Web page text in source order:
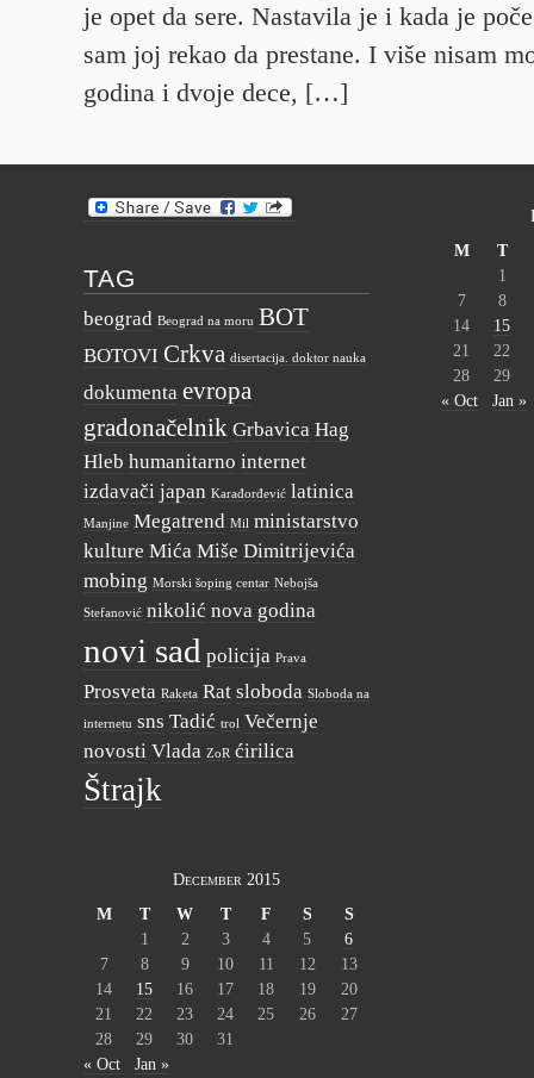
je opet da sere. Nastavila je i kada je
sam joj rekao da prestane. I više nisam
godina i dvoje dece, […]
TAG
beograd Beograd na moru BOT
BOTOVI Crkva disertacija. doktor nauka
dokumenta evropa
gradonačelnik Grbavica Hag
Hleb humanitarno internet
izdavači japan Karađorđević latinica
Manjine Megatrend Mil ministarstvo
kulture Mića Miše Dimitrijevića
mobing Morski šoping centar Nebojša
Stefanović nikolić nova godina
novi sad policija Prava
Prosveta Raketa Rat sloboda Sloboda na
internetu sns Tadić trol Večernje
novosti Vlada ZoR ćirilica
Štrajk
December 2015
M
T W T F S
S
1
2 3 4 5
6
7
8 9 10 11 12
13
14
15 16 17 18 19
20
21
22 23 24 25 26
27
28
29 30
31
« Oct
Jan »
M
T
1
7
8
14
15
21
22
28
29
« Oct
Jan »